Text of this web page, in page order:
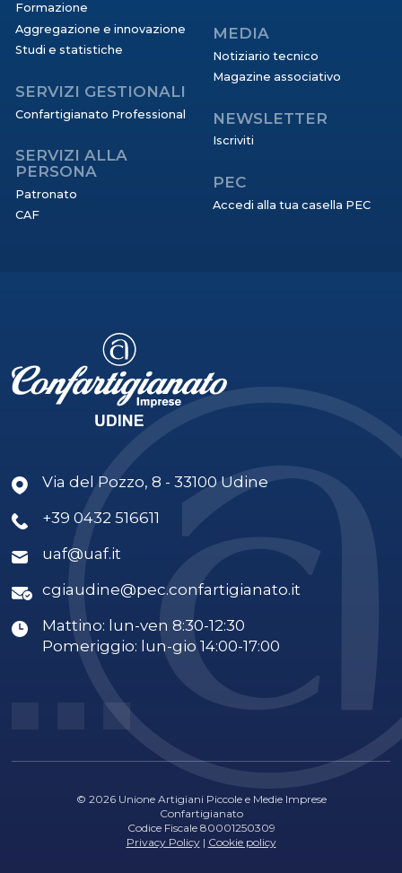
Formazione
Aggregazione e innovazione
Studi e statistiche
SERVIZI GESTIONALI
Confartigianato Professional
SERVIZI ALLA
PERSONA
Patronato
CAF
MEDIA
Notiziario tecnico
Magazine associativo
NEWSLETTER
Iscriviti
PEC
Accedi alla tua casella PEC
Via del Pozzo, 8 - 33100 Udine
+39 0432 516611
uaf@uaf.it
cgiaudine@pec.confartigianato.it
Mattino: lun-ven 8:30-12:30
Pomeriggio: lun-gio 14:00-17:00
© 2026 Unione Artigiani Piccole e Medie Imprese
Confartigianato
Codice Fiscale 80001250309
Privacy Policy| Cookie policy